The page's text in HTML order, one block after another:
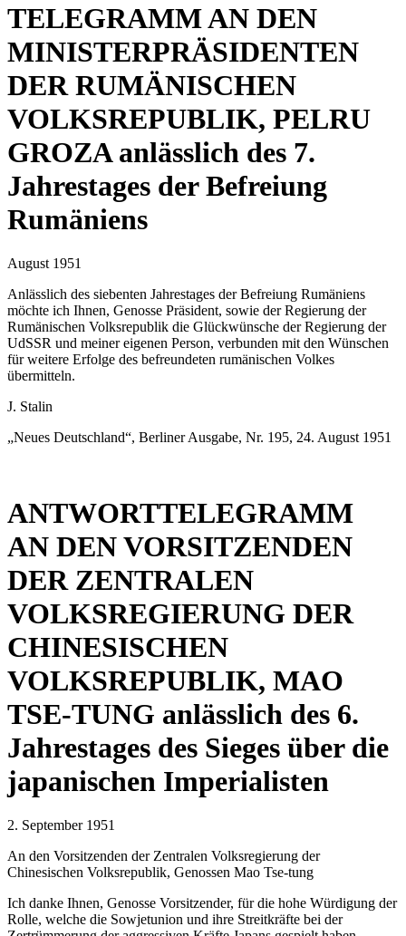
TELEGRAMM AN DEN
MINISTERPRÄSIDENTEN
DER RUMÄNISCHEN
VOLKSREPUBLIK, PELRU
GROZA anlässlich des 7.
Jahrestages der Befreiung
Rumäniens
August 1951
Anlässlich des siebenten Jahrestages der Befreiung Rumäniens
möchte ich Ihnen, Genosse Präsident, sowie der Regierung der
Rumänischen Volksrepublik die Glückwünsche der Regierung der
UdSSR und meiner eigenen Person, verbunden mit den Wünschen
für weitere Erfolge des befreundeten rumänischen Volkes
übermitteln.
J. Stalin
„Neues Deutschland“, Berliner Ausgabe, Nr. 195, 24. August 1951
ANTWORTTELEGRAMM
AN DEN VORSITZENDEN
DER ZENTRALEN
VOLKSREGIERUNG DER
CHINESISCHEN
VOLKSREPUBLIK, MAO
TSE-TUNG anlässlich des 6.
Jahrestages des Sieges über die
japanischen Imperialisten
2. September 1951
An den Vorsitzenden der Zentralen Volksregierung der
Chinesischen Volksrepublik, Genossen Mao Tse-tung
Ich danke Ihnen, Genosse Vorsitzender, für die hohe Würdigung der
Rolle, welche die Sowjetunion und ihre Streitkräfte bei der